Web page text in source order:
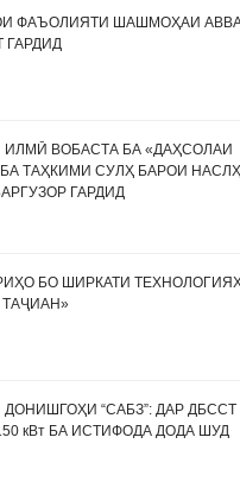
ФАЪОЛИЯТИ ШАШМОҲАИ
ГАРДИД
ВОБАСТА БА «ДАҲСОЛАИ
ТАҲКИМИ СУЛҲ БАРОИ
ГАРДИД
БО ШИРКАТИ
“САБЗ”: ДАР ДБССТ
кВт БА ИСТИФОДА ДОДА ШУД